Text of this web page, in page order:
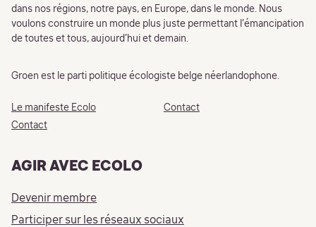
dans nos régions, notre pays, en Europe, dans le monde. Nous
voulons construire un monde plus juste permettant l’émancipation
de toutes et tous, aujourd’hui et demain.
Groen est le parti politique écologiste belge néerlandophone.
Le manifeste Ecolo
Contact
Contact
AGIR AVEC ECOLO
Devenir membre
Participer sur les réseaux sociaux